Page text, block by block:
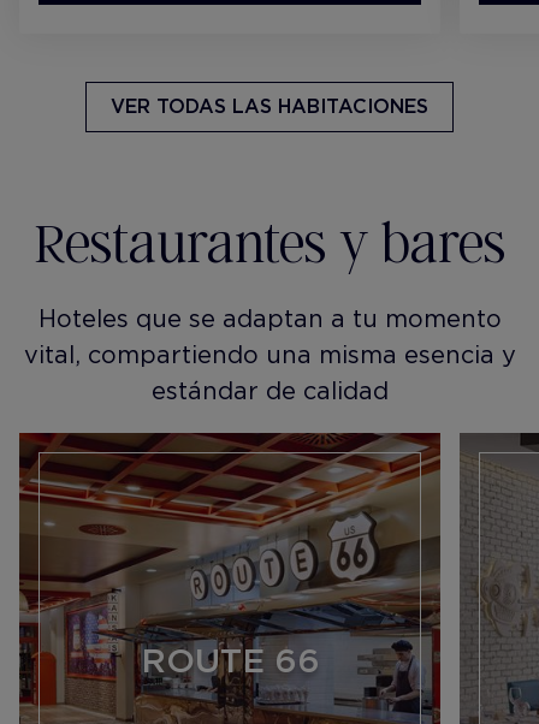
VER TODAS LAS HABITACIONES
Restaurantes y bares
Hoteles que se adaptan a tu momento
vital, compartiendo una misma esencia y
estándar de calidad
ROUTE 66